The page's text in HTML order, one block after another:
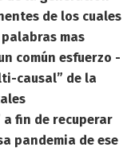
de los cuales
mas
común esfuerzo -
causal” de la
fin de recuperar
pandemia de ese